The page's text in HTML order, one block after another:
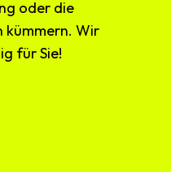
oder die
kümmern. Wir
für Sie!